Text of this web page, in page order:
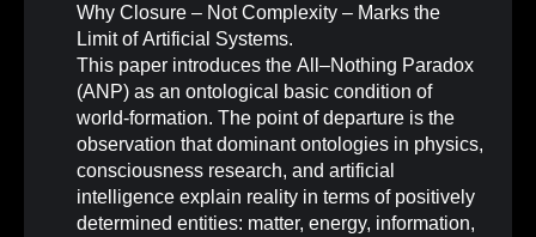
Why Closure – Not Complexity – Marks the
Limit of Artificial Systems.
This paper introduces the All–Nothing Paradox
(ANP) as an ontological basic condition of
world-formation. The point of departure is the
observation that dominant ontologies in physics,
consciousness research, and artificial
intelligence explain reality in terms of positively
determined entities: matter, energy, information,